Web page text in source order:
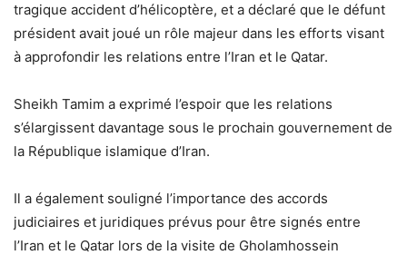
tragique accident d’hélicoptère, et a déclaré que le défunt
président avait joué un rôle majeur dans les efforts visant
à approfondir les relations entre l’Iran et le Qatar.
Sheikh Tamim a exprimé l’espoir que les relations
s’élargissent davantage sous le prochain gouvernement de
la République islamique d’Iran.
Il a également souligné l’importance des accords
judiciaires et juridiques prévus pour être signés entre
l’Iran et le Qatar lors de la visite de Gholamhossein